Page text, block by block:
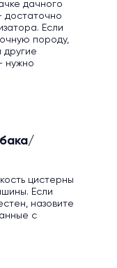
дачного
достаточно
Если
породу,
другие
нужно
цистерны
Если
назовите
с